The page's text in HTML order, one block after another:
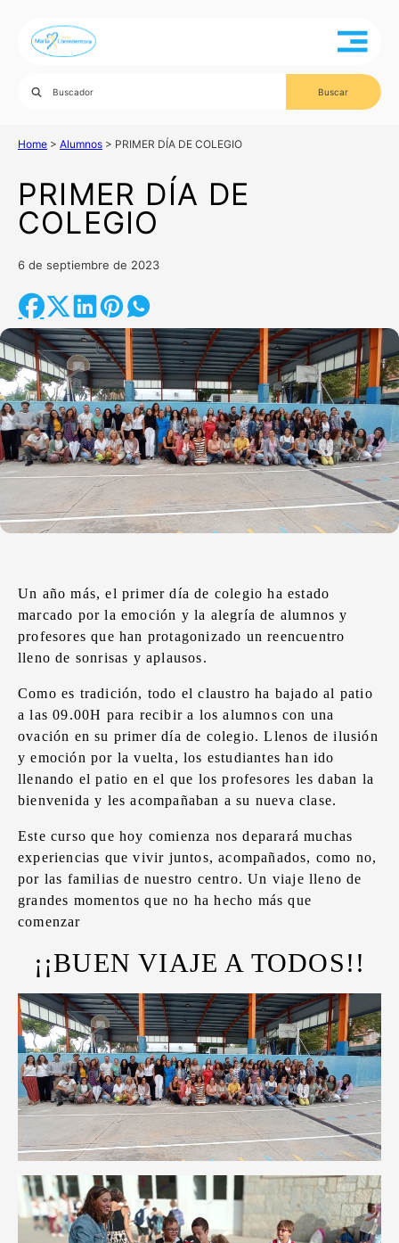
Home > Alumnos > PRIMER DÍA DE COLEGIO
PRIMER DÍA DE
COLEGIO
6 de septiembre de 2023
Un año más, el primer día de colegio ha estado
marcado por la emoción y la alegría de alumnos y
profesores que han protagonizado un reencuentro
lleno de sonrisas y aplausos.
Como es tradición, todo el claustro ha bajado al patio
a las 09.00H para recibir a los alumnos con una
ovación en su primer día de colegio. Llenos de ilusión
y emoción por la vuelta, los estudiantes han ido
llenando el patio en el que los profesores les daban la
bienvenida y les acompañaban a su nueva clase.
Este curso que hoy comienza nos deparará muchas
experiencias que vivir juntos, acompañados, como no,
por las familias de nuestro centro. Un viaje lleno de
grandes momentos que no ha hecho más que
comenzar
¡¡BUEN VIAJE A TODOS!!